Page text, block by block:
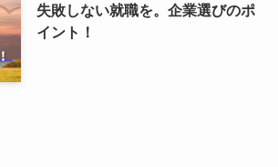
失敗しない就職を。企業選びのポ
イント！